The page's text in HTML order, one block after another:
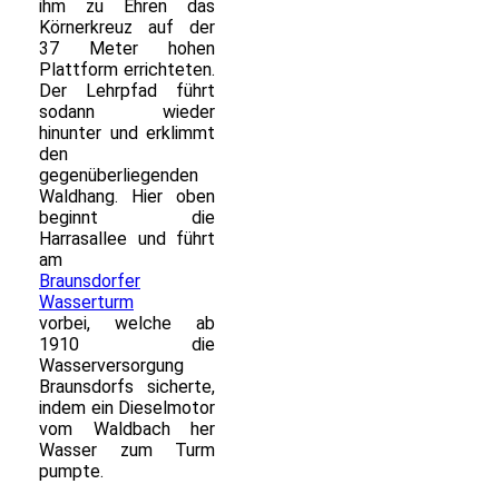
ihm zu Ehren das
Körnerkreuz auf der
37 Meter hohen
Plattform errichteten.
Der Lehrpfad führt
sodann wieder
hinunter und erklimmt
den
gegenüberliegenden
Waldhang. Hier oben
beginnt die
Harrasallee und führt
am
Braunsdorfer
Wasserturm
vorbei, welche ab
1910 die
Wasserversorgung
Braunsdorfs sicherte,
indem ein Dieselmotor
vom Waldbach her
Wasser zum Turm
pumpte.